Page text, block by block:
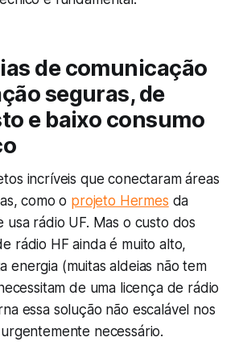
de comunicação
seguras, de
e baixo consumo
incríveis que conectaram áreas
como o projeto Hermes da
usa rádio UF. Mas o custo dos
rádio HF ainda é muito alto,
energia (muitas aldeias não tem
de uma licença de rádio
essa solução não escalável nos
necessário.